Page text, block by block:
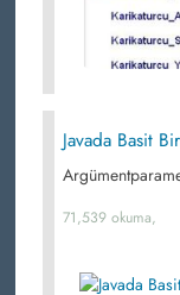
Javada Basit
71,539 okuma,